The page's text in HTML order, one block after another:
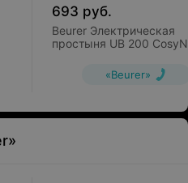
693 руб.
Beurer Электрическая
простыня UB 200
«Beurer»